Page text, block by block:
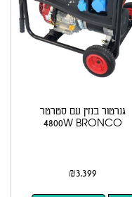
גנרטור בנזין עם סטרטר
4800W BRONCO
₪3,399